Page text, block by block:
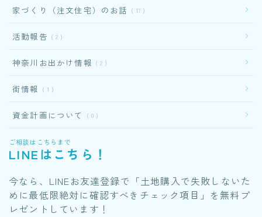
家づくり（注文住宅）のお話 17
活動報告 2
神奈川お出かけ情報 2
街情報 1
資金計画について 0
ご相談はこちらまで
LINEはこちら！
今なら、LINEお友達登録で「土地購入で失敗しないた
めに最低限絶対に確認すべきチェック項目」を無料プ
レゼントしています！